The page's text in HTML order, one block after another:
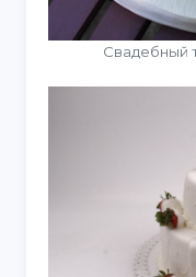
Свадебный